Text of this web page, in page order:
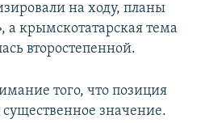
на ходу, планы
а крымскотатарская тема
второстепенной.
того, что позиция
значение.